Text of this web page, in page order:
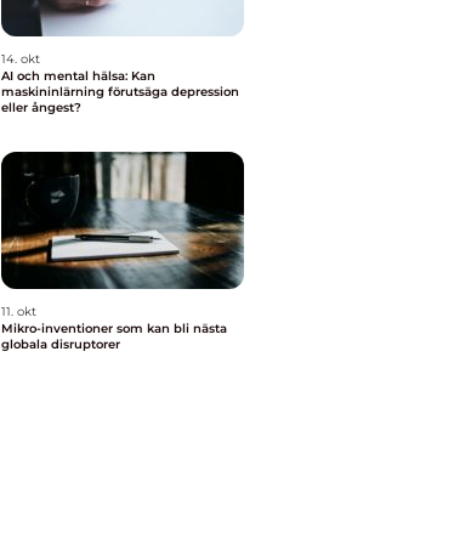
14. okt
AI och mental hälsa: Kan
maskininlärning förutsäga depression
eller ångest?
11. okt
Mikro-inventioner som kan bli nästa
globala disruptorer